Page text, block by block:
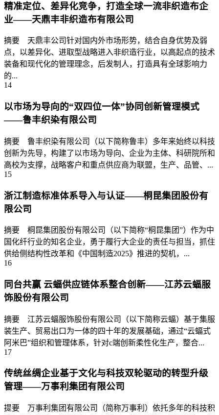
精准定位、差异化竞争，打造全球一流非织造布企
业——天鼎丰非织造布有限公司
摘要 天鼎丰公司针对国内外市场形势，结合自身优势及弱
点，以差异化、进取型战略进入非织造行业，以高起点的技术
装备和现代化的管理理念，后发制人，打造具有全球影响力
的...
14
以市场为导向的“双四位一体”协同创新管理模式
——鲁丰织染有限公司
摘要 鲁丰织染有限公司（以下简称鲁丰）多年来始终以科技
创新为先导，构建了以市场为导向、企业为主体、科研院所和
高校为支撑，战略客户和重点供应商为联盟，生产、品管、...
15
浙江制造标准体系导入与认证——桐昆集团股份有
限公司
摘要 桐昆集团股份有限公司（以下简称“桐昆集团”）作为中
国化纤行业的知名企业，勇于履行大企业的责任与担当，抓住
供给侧结构性改革和《中国制造2025》推进的契机，...
16
同台共赢 云蝠供应链体系整合创新——江苏云蝠服
饰股份有限公司
摘要 江苏云蝠服饰股份有限公司（以下简称云蝠）基于集服
装生产、贸易出口为一体的四十年的发展基础，通过“云蝠式
阿米巴”组织和管理体系，针对c端创新柔性化生产，整合...
17
传统丝绸企业基于文化与科技双轮驱动的转型升级
管理——万事利集团有限公司
提要 万事利集团有限公司（简称万事利）依托多年的科技积